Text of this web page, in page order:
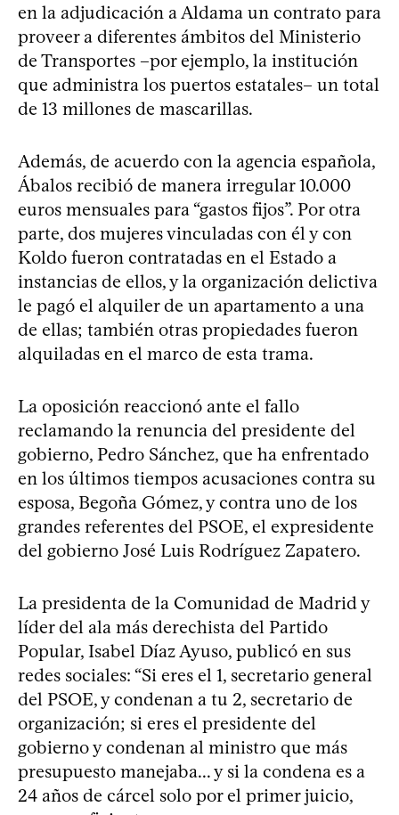
en la adjudicación a Aldama un contrato para
proveer a diferentes ámbitos del Ministerio
de Transportes –por ejemplo, la institución
que administra los puertos estatales– un total
de 13 millones de mascarillas.
Además, de acuerdo con la agencia española,
Ábalos recibió de manera irregular 10.000
euros mensuales para “gastos fijos”. Por otra
parte, dos mujeres vinculadas con él y con
Koldo fueron contratadas en el Estado a
instancias de ellos, y la organización delictiva
le pagó el alquiler de un apartamento a una
de ellas; también otras propiedades fueron
alquiladas en el marco de esta trama.
La oposición reaccionó ante el fallo
reclamando la renuncia del presidente del
gobierno, Pedro Sánchez, que ha enfrentado
en los últimos tiempos acusaciones contra su
esposa, Begoña Gómez, y contra uno de los
grandes referentes del PSOE, el expresidente
del gobierno José Luis Rodríguez Zapatero.
La presidenta de la Comunidad de Madrid y
líder del ala más derechista del Partido
Popular, Isabel Díaz Ayuso, publicó en sus
redes sociales: “Si eres el 1, secretario general
del PSOE, y condenan a tu 2, secretario de
organización; si eres el presidente del
gobierno y condenan al ministro que más
presupuesto manejaba... y si la condena es a
24 años de cárcel solo por el primer juicio,